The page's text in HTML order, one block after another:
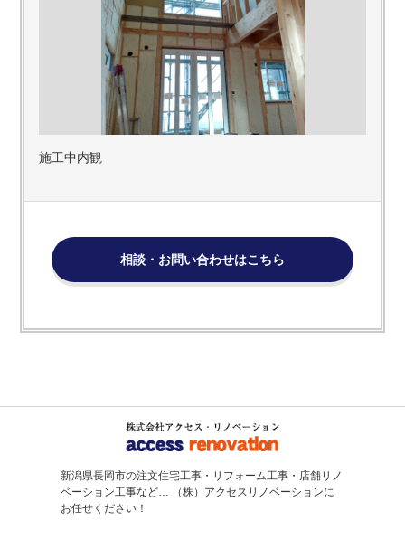
施工中内観
相談・お問い合わせはこちら
新潟県長岡市の注文住宅工事・リフォーム工事・店舗リノ
ベーション工事など… （株）アクセスリノベーションに
お任せください！